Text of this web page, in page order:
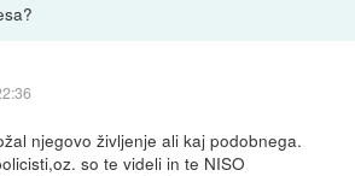
njegovo življenje ali kaj podobnega.
so te videli in te NISO